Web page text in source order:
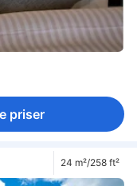
priser
24 m²/258 ft²